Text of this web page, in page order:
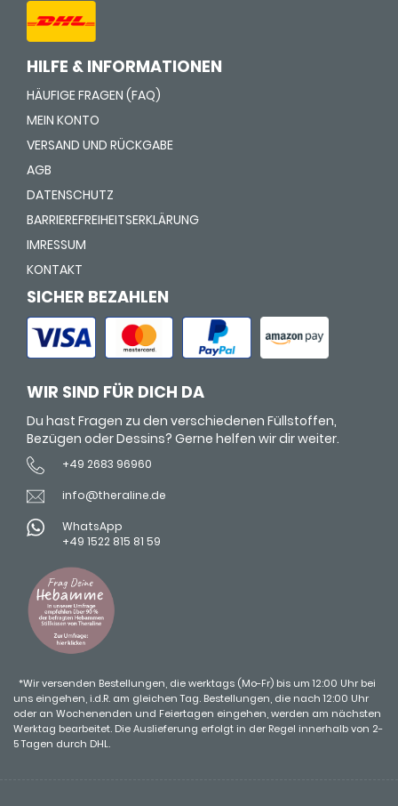
HILFE & INFORMATIONEN
HÄUFIGE FRAGEN (FAQ)
MEIN KONTO
VERSAND UND RÜCKGABE
AGB
DATENSCHUTZ
BARRIEREFREIHEITSERKLÄRUNG
IMRESSUM
KONTAKT
SICHER BEZAHLEN
WIR SIND FÜR DICH DA
Du hast Fragen zu den verschiedenen Füllstoffen,
Bezügen oder Dessins? Gerne helfen wir dir weiter.
+49 2683 96960
info@theraline.de
WhatsApp
+49 1522 815 81 59
*Wir versenden Bestellungen, die werktags (Mo-Fr) bis um 12:00 Uhr bei
uns eingehen, i.d.R. am gleichen Tag. Bestellungen, die nach 12:00 Uhr
oder an Wochenenden und Feiertagen eingehen, werden am nächsten
Werktag bearbeitet. Die Auslieferung erfolgt in der Regel innerhalb von 2-
5 Tagen durch DHL.